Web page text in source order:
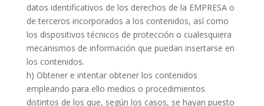
datos identificativos de los derechos de la EMPRESA o
de terceros incorporados a los contenidos, así como
los dispositivos técnicos de protección o cualesquiera
mecanismos de información que puedan insertarse en
los contenidos.
h) Obtener e intentar obtener los contenidos
empleando para ello medios o procedimientos
distintos de los que, según los casos, se hayan puesto